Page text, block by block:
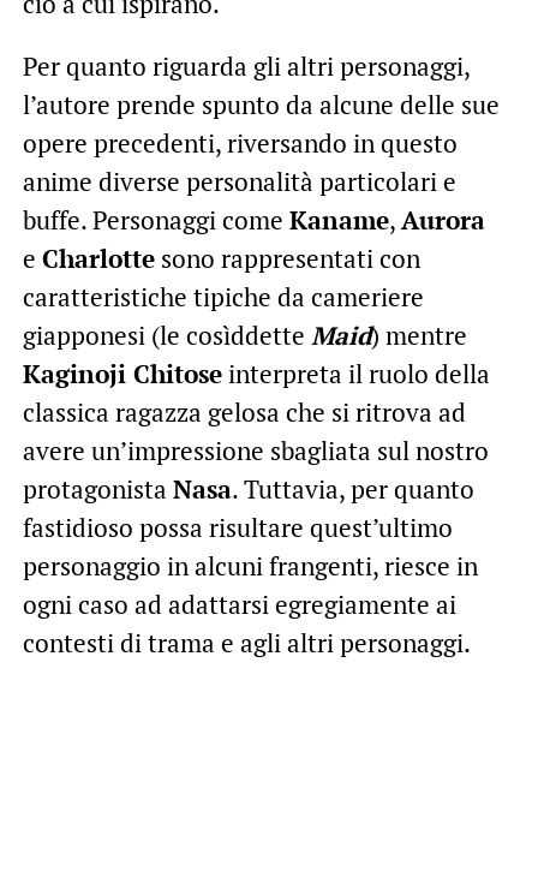
Per quanto riguarda gli altri personaggi,
l’autore prende spunto da alcune delle sue
opere precedenti, riversando in questo
anime diverse personalità particolari e
buffe. Personaggi come Kaname,Aurora
e Charlottesono rappresentati con
caratteristiche tipiche da cameriere
giapponesi (le cosìddette Maid) mentre
Kaginoji Chitoseinterpreta il ruolo della
classica ragazza gelosa che si ritrova ad
avere un’impressione sbagliata sul nostro
protagonista Nasa. Tuttavia, per quanto
fastidioso possa risultare quest’ultimo
personaggio in alcuni frangenti, riesce in
ogni caso ad adattarsi egregiamente ai
contesti di trama e agli altri personaggi.